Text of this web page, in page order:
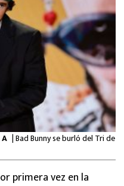
| Bad Bunny se burló del Tri de
primera vez en la